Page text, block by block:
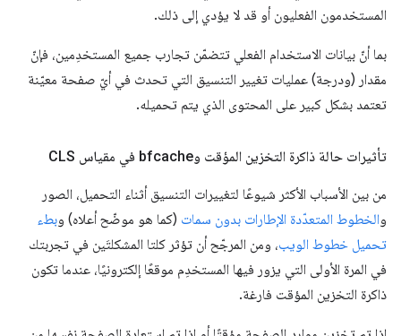
المستخدمون الفعليون أو قد لا يؤدي إلى ذلك.
بما أنّ بيانات الاستخدام الفعلي تتضمّن تجارب جميع المستخدِمين، فإنّ
مقدار (ودرجة) عمليات تغيير التنسيق التي تحدث في أيّ صفحة معيّنة
تعتمد بشكل كبير على المحتوى الذي يتم تحميله.
تأثيرات حالة ذاكرة التخزين المؤقت وbfcache في مقياس CLS
من بين الأسباب الأكثر شيوعًا لتغييرات التنسيق أثناء التحميل، الصور
والخطوط المتعدّدة الإطارات بدون سمات (كما هو موضّح أعلاه) وبطء
تحميل خطوط الويب، ومن المرجّح أن تؤثر كلتا المشكلتَين في تجربتك
في المرة الأولى التي يزور فيها المستخدِم موقعًا إلكترونيًا، عندما تكون
ذاكرة التخزين المؤقت فارغة.